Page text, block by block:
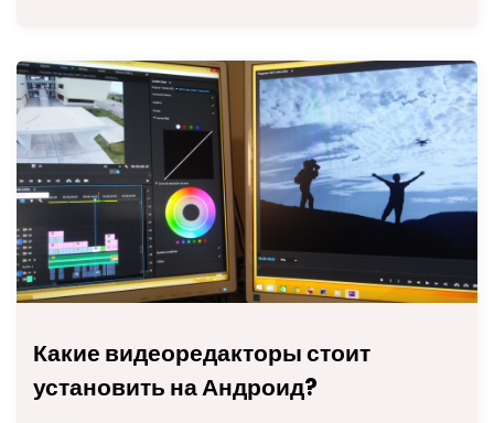
Какие видеоредакторы стоит
установить на Андроид?